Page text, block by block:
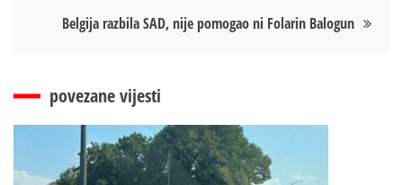
Belgija razbila SAD, nije pomogao ni Folarin Balogun
povezane vijesti